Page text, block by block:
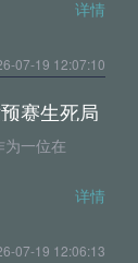
详情
07-19 12:07:10
赛生死局
一位在
详情
07-19 12:06:13